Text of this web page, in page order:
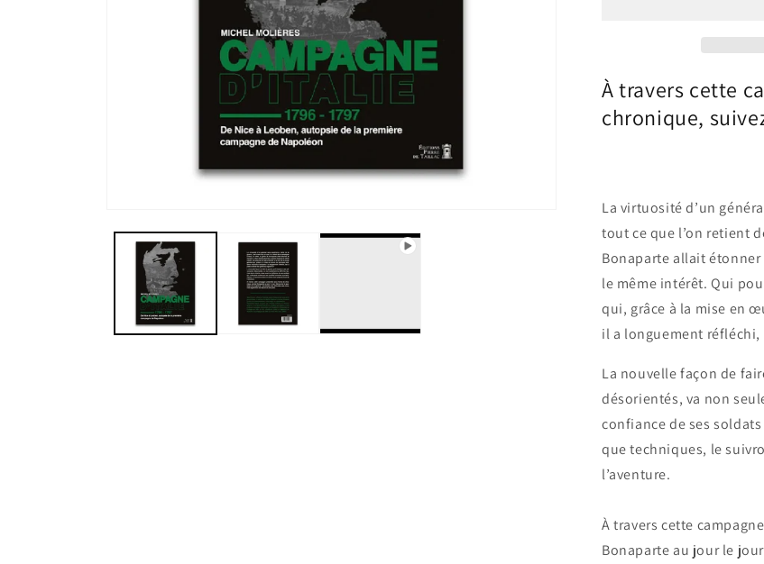
À travers cette
chronique,
La virtuosité d’un
tout ce que l’on retient
Bonaparte allait
le même intérêt. Qui
qui, grâce à la mise en
il a longuement réfléchi,
La nouvelle façon de
désorientés, va non
confiance de ses
que techniques, le
l’aventure.
À travers cette
Bonaparte au jour le